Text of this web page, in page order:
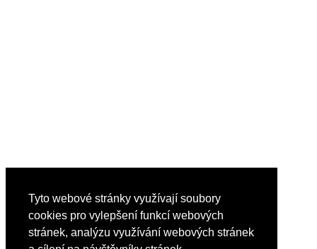
Tyto webové stránky využívají soubory
cookies pro vylepšení funkcí webových
stránek, analýzu využívání webových stránek